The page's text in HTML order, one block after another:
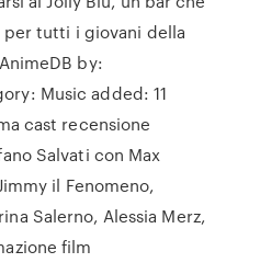
tutti i giovani della
by:
Music added: 11
cast recensione
Salvati con Max
il Fenomeno,
Salerno, Alessia Merz,
film